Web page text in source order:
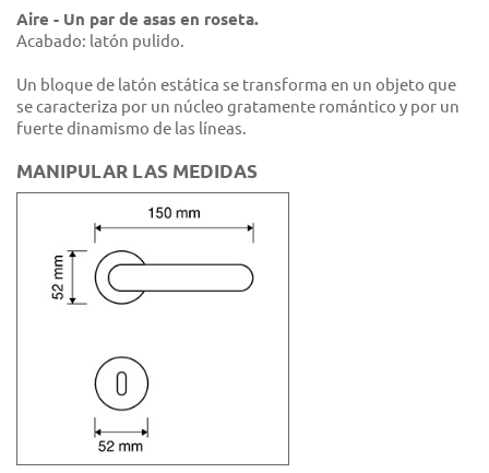
Aire - Un par de asas en roseta.
Acabado: latón pulido.
Un bloque de latón estática se transforma en un objeto que
se caracteriza por un núcleo gratamente romántico y por un
fuerte dinamismo de las líneas.
MANIPULAR LAS MEDIDAS